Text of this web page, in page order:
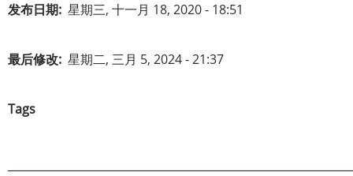
发布日期 星期三, 十一月 18, 2020 - 18:51
最后修改 星期二, 三月 5, 2024 - 21:37
Tags